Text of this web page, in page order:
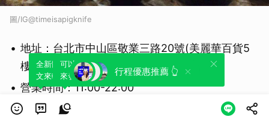
圖/IG@timeisapigknife
地址：台北市中山區敬業三路20號(美麗華百貨5
樓)
營業時間：11:00-22:00
行程優惠推薦 👆
全新體驗！一鍵引用此內容，透過發布貼
文來輕鬆表達個人立場。
可以轉發或引用此內容至自己的貼文中，
來發表您的評論或觀點。